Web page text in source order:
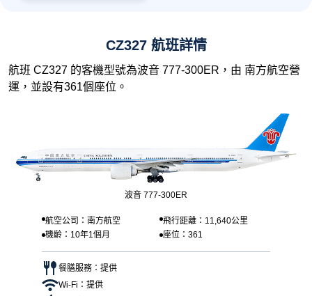
CZ327 航班詳情
航班 CZ327 的客機型號為波音 777-300ER，由 南方航空營
運，並設有361個座位。
波音 777-300ER
航空公司：南方航空
飛行距離：11,640公里
機齡：10年1個月
座位：361
餐膳服務：提供
Wi-Fi：提供